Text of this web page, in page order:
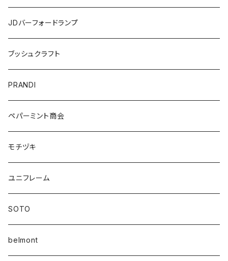
JDバーフォードランプ
ブッシュクラフト
PRANDI
ペパーミント商会
モチヅキ
ユニフレーム
SOTO
belmont